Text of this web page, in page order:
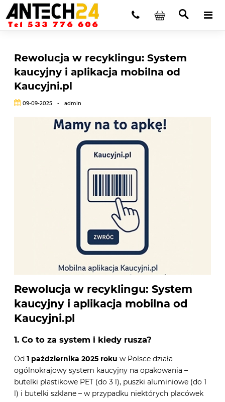
Rewolucja w recyklingu: System
kaucyjny i aplikacja mobilna od
Kaucyjni.pl
09-09-2025 - admin
Rewolucja w recyklingu: System
kaucyjny i aplikacja mobilna od
Kaucyjni.pl
1. Co to za system i kiedy rusza?
Od 1 października 2025 roku w Polsce działa
ogólnokrajowy system kaucyjny na opakowania –
butelki plastikowe PET (do 3 l), puszki aluminiowe (do 1
l) i butelki szklane – w przypadku niektórych placówek